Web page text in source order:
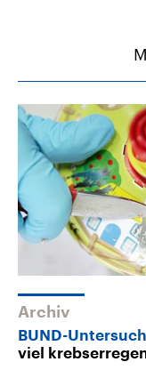
Archiv
BUND-
viel